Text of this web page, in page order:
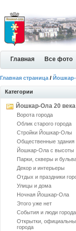
Главная Все фото
Главная страница /
Категории
Йошкар-Ола 20 века
Ворота города
Облик старого города
Стройки Йошкар-Олы
Общественные здания
Йошкар-Ола с высоты
Парки, скверы и
Декор и интерьеры
Отдых и праздники
Улицы и дома
Ночная Йошкар-Ола
Этого уже нет
События и люди города
Открытки,
города